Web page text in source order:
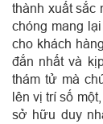
thành xuất sắc
chóng mang
cho khách
đắn nhất và
thám tử mà
lên vị trí số
sở hữu duy